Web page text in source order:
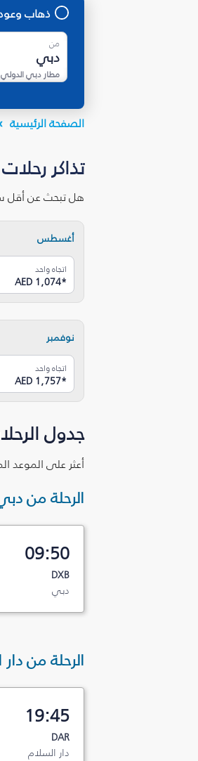
ذهاب
من
مطار دبي الدولي
الصفحة الرئيسية
تذاكر
هل تبحث عن أقل
أغسطس
اتجاه واحد
AED 1,074*
نوفمبر
اتجاه واحد
AED 1,757*
جدول
أعثر على الموعد
الرحلة من
09:50
DXB
دبي
الرحلة من
19:45
DAR
دار السلام